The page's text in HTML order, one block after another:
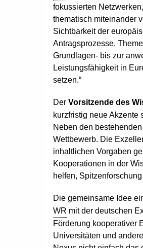
fokussierten
thematisch miteinander
Sichtbarkeit der
Antragsprozesse,
Grundlagen- bis zur
Leistungsfähigkeit in
setzen.“
Der Vorsitzende des
kurzfristig neue Akzente
Neben den
Wettbewerb. Die
inhaltlichen Vorgaben
Kooperationen in der
helfen,
Die gemeinsame Idee
WR mit der deutschen
Förderung kooperativer
Universitäten und